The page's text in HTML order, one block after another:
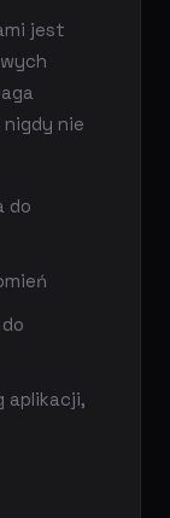
jest
nie
do
aplikacji,